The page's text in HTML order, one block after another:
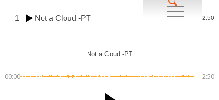
1 Not a Cloud -PT 2:50
Not a Cloud -PT
00:00 -2:50